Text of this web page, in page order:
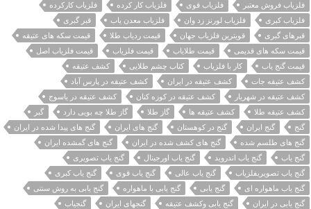
فلزیاب فروش معتبر
فلزیاب قوی فلزیاب کار کرده
فلزیاب کارکرده
فلزیاب کبری
فلزیاب لورنز زد وان فلزیاب معدن یاب
قبر گبری
قبرهای گبری
قویترین فلزیاب جهان قیمت ردیاب طلا
قیمت سکه های عتیقه
قیمت سکه های قدیمی
قیمت طلایاب قیمت فلزیاب
قیمت فلزیاب اصل
قیمت گنج یاب
کار با فلزیاب کتاب چشم طلایی
کشف عتیقه
کشف عتیقه جات
کشف عتیقه در ایران
کشف عتیقه در پارس آباد
کشف عتیقه در شهریار
کشف عتیقه در کوزه کنان
کشف عتیقه در یاسوج
کشف عتیقه طلا
کشف عتیقه ها گاز طلا گاز طلا چه بویی دارد
گبر
گنج
گنج ایران گنج در کوهستان گنج های ایران
گنج های پیدا شده در ایران
گنج های طلسم شده
گنج های کشف شده در ایران
گنج های گمشده ایران
گنج یاب
گنج یاب اندروید گنج یاب اورجینال
گنج یاب تصویری
گنج یاب تصویریفلزیاب
گنج یاب عالی گنج یاب قوی
گنج یاب کبری
گنج یاب ماهواره ای
گنج یابی گنج یابی با ماهواره
گنج یابی به روش سنتی
گنج یابی در ایران
گنج یابی وکشف عتیقه گنجهای ایران
گنجیاب